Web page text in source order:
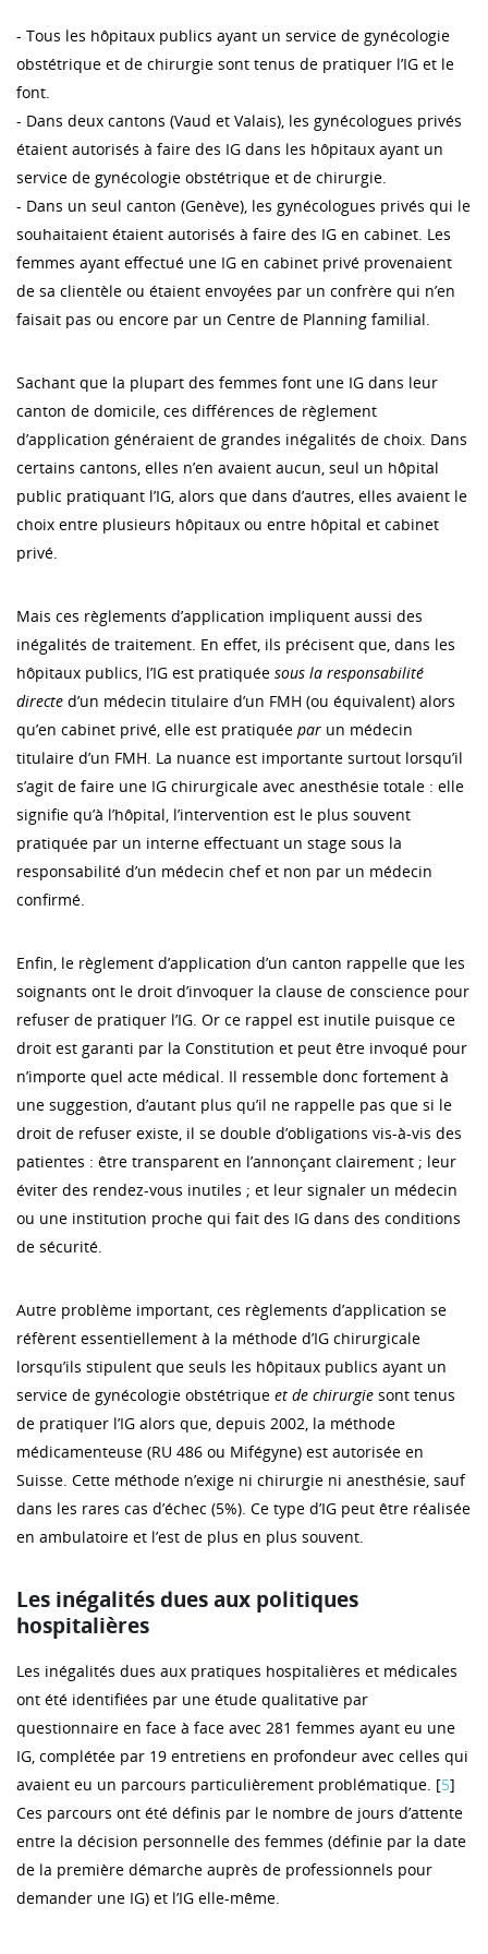
- Tous les hôpitaux publics ayant un service de gynécologie
obstétrique et de chirurgie sont tenus de pratiquer l’IG et le
font.
- Dans deux cantons (Vaud et Valais), les gynécologues privés
étaient autorisés à faire des IG dans les hôpitaux ayant un
service de gynécologie obstétrique et de chirurgie.
- Dans un seul canton (Genève), les gynécologues privés qui le
souhaitaient étaient autorisés à faire des IG en cabinet. Les
femmes ayant effectué une IG en cabinet privé provenaient
de sa clientèle ou étaient envoyées par un confrère qui n’en
faisait pas ou encore par un Centre de Planning familial.
Sachant que la plupart des femmes font une IG dans leur
canton de domicile, ces différences de règlement
d’application généraient de grandes inégalités de choix. Dans
certains cantons, elles n’en avaient aucun, seul un hôpital
public pratiquant l’IG, alors que dans d’autres, elles avaient le
choix entre plusieurs hôpitaux ou entre hôpital et cabinet
privé.
Mais ces règlements d’application impliquent aussi des
inégalités de traitement. En effet, ils précisent que, dans les
hôpitaux publics, l’IG est pratiquée sous la responsabilité
directe d’un médecin titulaire d’un FMH (ou équivalent) alors
qu’en cabinet privé, elle est pratiquée par un médecin
titulaire d’un FMH. La nuance est importante surtout lorsqu’il
s’agit de faire une IG chirurgicale avec anesthésie totale : elle
signifie qu’à l’hôpital, l’intervention est le plus souvent
pratiquée par un interne effectuant un stage sous la
responsabilité d’un médecin chef et non par un médecin
confirmé.
Enfin, le règlement d’application d’un canton rappelle que les
soignants ont le droit d’invoquer la clause de conscience pour
refuser de pratiquer l’IG. Or ce rappel est inutile puisque ce
droit est garanti par la Constitution et peut être invoqué pour
n’importe quel acte médical. Il ressemble donc fortement à
une suggestion, d’autant plus qu’il ne rappelle pas que si le
droit de refuser existe, il se double d’obligations vis-à-vis des
patientes : être transparent en l’annonçant clairement ; leur
éviter des rendez-vous inutiles ; et leur signaler un médecin
ou une institution proche qui fait des IG dans des conditions
de sécurité.
Autre problème important, ces règlements d’application se
réfèrent essentiellement à la méthode d’IG chirurgicale
lorsqu’ils stipulent que seuls les hôpitaux publics ayant un
service de gynécologie obstétrique et de chirurgie sont tenus
de pratiquer l’IG alors que, depuis 2002, la méthode
médicamenteuse (RU 486 ou Mifégyne) est autorisée en
Suisse. Cette méthode n’exige ni chirurgie ni anesthésie, sauf
dans les rares cas d’échec (5%). Ce type d’IG peut être réalisée
en ambulatoire et l’est de plus en plus souvent.
Les inégalités dues aux politiques
hospitalières
Les inégalités dues aux pratiques hospitalières et médicales
ont été identifiées par une étude qualitative par
questionnaire en face à face avec 281 femmes ayant eu une
IG, complétée par 19 entretiens en profondeur avec celles qui
avaient eu un parcours particulièrement problématique. [5]
Ces parcours ont été définis par le nombre de jours d’attente
entre la décision personnelle des femmes (définie par la date
de la première démarche auprès de professionnels pour
demander une IG) et l’IG elle-même.